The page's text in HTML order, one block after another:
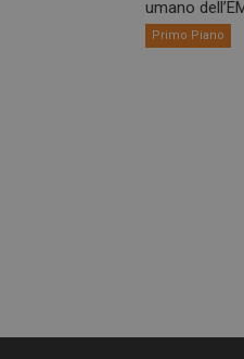
umano
Primo Piano
ARRAffinitySameSite